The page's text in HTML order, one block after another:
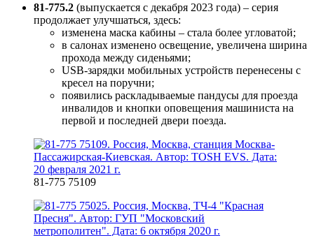
81-775.2 (выпускается с декабря 2023 года) – серия
продолжает улучшаться, здесь:
изменена маска кабины – стала более угловатой;
в салонах изменено освещение, увеличена ширина
прохода между сиденьями;
USB-зарядки мобильных устройств перенесены с
кресел на поручни;
появились раскладываемые пандусы для проезда
инвалидов и кнопки оповещения машиниста на
первой и последней двери поезда.
81-775 75109